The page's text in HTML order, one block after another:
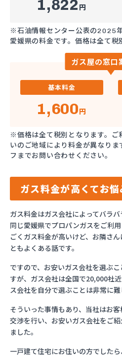
1,822 円
※石油情報センター公表の2025
愛媛県の料金です。価格は全て税
ガス屋の窓口
基本料金
1,600円
※価格は全て税別となります。ご
いのご地域により料金が異なりま
フまでお問い合わせください。
ガス料金が高くてお
ガス料金はガス会社によってバラバ
同じ愛媛県でプロパンガスをご利
ごくガス料金が高いけど、お隣さ
ともよくある話です。
ですので、お安いガス会社を選ぶ
すが、ガス会社は全国で20,000社
ス会社を自分で選ぶことは非常に難
そういった事情もあり、当社はお
交渉を行い、お安いガス会社をご
ました。
一戸建て住宅にお住いの方でした